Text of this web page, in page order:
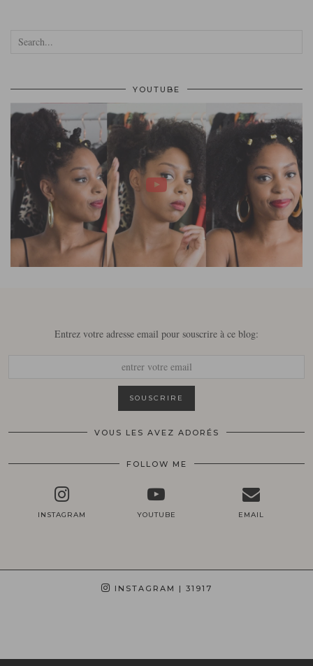
YOUTUBE
Entrez votre adresse email pour souscrire à ce blog:
VOUS LES AVEZ ADORÉS
FOLLOW ME
INSTAGRAM YOUTUBE EMAIL
INSTAGRAM | 31917